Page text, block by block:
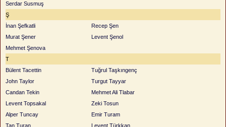
Serdar Susmuş
Ş
İnan Şefkatli
Recep Şen
Murat Şener
Levent Şenol
Mehmet Şenova
T
Bülent Tacettin
Tuğrul Taşkıngenç
John Taylor
Turgut Tayyar
Candan Tekin
Mehmet Ali Tlabar
Levent Topsakal
Zeki Tosun
Alper Tuncay
Emir Turam
Tan Turan
Levent Türkkan